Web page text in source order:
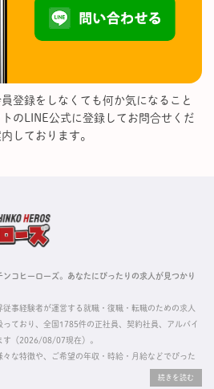
登録をしなくても何か気になること
のLINE公式に登録してお問合せくだ
しております。
コヒーローズ。あなたにぴったりの求人が見つかり
事経験者が運営する就職・復職・転職のための求人
ており、全国1785件の正社員、契約社員、アルバイ
す（2026/08/07現在）。
な特徴や、ご希望の年収・時給・月給などでぴった